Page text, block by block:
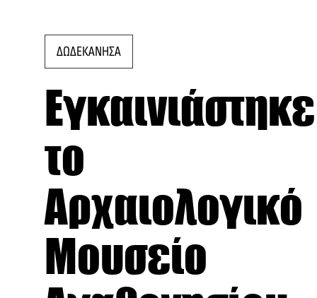
ΔΩΔΕΚΑΝΗΣΑ
Εγκαινιάστηκε
το
Αρχαιολογικό
Μουσείο